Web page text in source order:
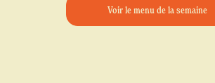
Voir le menu de la semaine